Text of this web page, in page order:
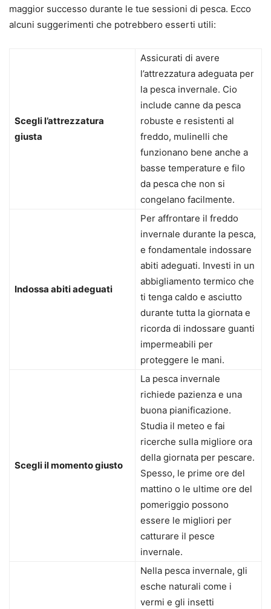
maggior successo durante le tue sessioni di pesca. Ecco
alcuni suggerimenti che potrebbero esserti utili:
Scegli l’attrezzatura
giusta
Assicurati di avere
l’attrezzatura adeguata per
la pesca invernale. Cio
include canne da pesca
robuste e resistenti al
freddo, mulinelli che
funzionano bene anche a
basse temperature e filo
da pesca che non si
congelano facilmente.
Indossa abiti adeguati
Per affrontare il freddo
invernale durante la pesca,
e fondamentale indossare
abiti adeguati. Investi in un
abbigliamento termico che
ti tenga caldo e asciutto
durante tutta la giornata e
ricorda di indossare guanti
impermeabili per
proteggere le mani.
Scegli il momento giusto
La pesca invernale
richiede pazienza e una
buona pianificazione.
Studia il meteo e fai
ricerche sulla migliore ora
della giornata per pescare.
Spesso, le prime ore del
mattino o le ultime ore del
pomeriggio possono
essere le migliori per
catturare il pesce
invernale.
Nella pesca invernale, gli
esche naturali come i
vermi e gli insetti